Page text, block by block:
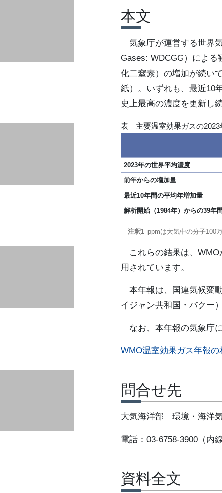
本文
気象庁が運営する世界
Gases: WDCGG）による
化二窒素）の増加が続い
紙）。いずれも、最近10
史上最高の濃度を更新し
表 主要温室効果ガスの2023
2023年の世界平均濃度
前年からの増加量
最近10年間の平均年増加量
解析開始（1984年）からの39年
ppmは大気中の分子100
これらの結果は、WMO
用されています。
本年報は、国連気候変
イジャン共和国・バクー
なお、本年報の気象庁
WMO温室効果ガス年報の
問合せ先
大気海洋部 環境・海
電話：03-6758-3900（内線
資料全文